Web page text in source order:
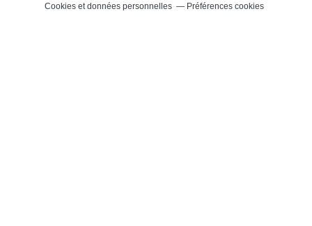
Cookies et données personnelles
Préférences cookies